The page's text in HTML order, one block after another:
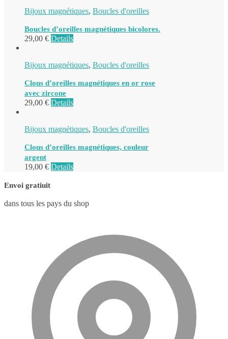
Bijoux magnétiques, Boucles d'oreilles
Boucles d’oreilles magnétiques bicolores.
29,00 € Details
Bijoux magnétiques, Boucles d'oreilles
Clous d’oreilles magnétiques en or rose
avec zircone
29,00 € Details
Bijoux magnétiques, Boucles d'oreilles
Clous d’oreilles magnétiques, couleur
argent
19,00 € Details
Envoi gratiuit
dans tous les pays du shop